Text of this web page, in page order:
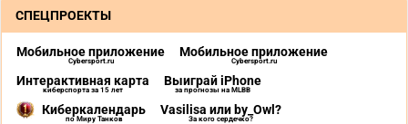
СПЕЦПРОЕКТЫ
Мобильное приложение
Cybersport.ru
Мобильное приложение
Cybersport.ru
Интерактивная карта
киберспорта за 15 лет
Выиграй iPhone
за прогнозы на MLBB
Киберкалендарь
по Миру Танков
Vasilisa или by_Owl?
За кого сердечко?